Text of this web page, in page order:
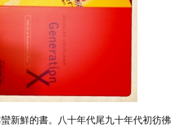
新鮮的書。八十年代尾九十年代初彷彿